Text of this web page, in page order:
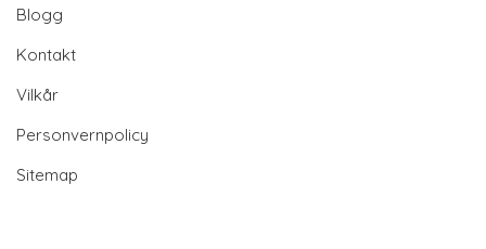
Blogg
Kontakt
Vilkår
Personvernpolicy
Sitemap